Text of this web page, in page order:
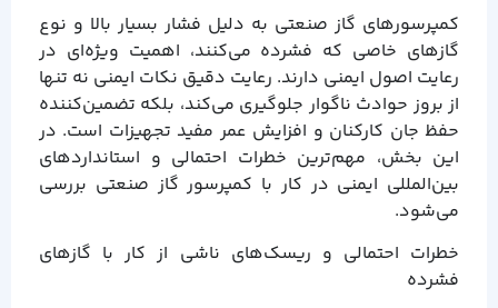
کمپرسورهای گاز صنعتی به دلیل فشار بسیار بالا و نوع
گازهای خاصی که فشرده می‌کنند، اهمیت ویژه‌ای در
رعایت اصول ایمنی دارند. رعایت دقیق نکات ایمنی نه تنها
از بروز حوادث ناگوار جلوگیری می‌کند، بلکه تضمین‌کننده
حفظ جان کارکنان و افزایش عمر مفید تجهیزات است. در
این بخش، مهم‌ترین خطرات احتمالی و استانداردهای
بین‌المللی ایمنی در کار با کمپرسور گاز صنعتی بررسی
می‌شود.
خطرات احتمالی و ریسک‌های ناشی از کار با گازهای
فشرده